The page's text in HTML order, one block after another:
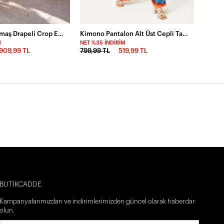
İthal Dubai Kumaş Drapeli Crop Etek Takım Beyaz
TL
Kimono Pantalon Alt Üst Cepli Takım
NET %35 İNDIRIM
799,99 TL 519,99 TL
BUTİKCADDE
Kampanyalarımızdan ve indirimlerimizden güncel olarak haberdar
olun.